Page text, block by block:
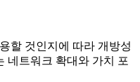
할 것인지에 따라 개방성
네트워크 확대와 가치 포